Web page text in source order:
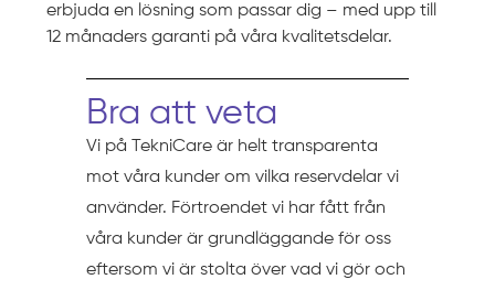
erbjuda en lösning som passar dig – med upp till
12 månaders garanti på våra kvalitetsdelar.
Bra att veta
Vi på TekniCare är helt transparenta
mot våra kunder om vilka reservdelar vi
använder. Förtroendet vi har fått från
våra kunder är grundläggande för oss
eftersom vi är stolta över vad vi gör och